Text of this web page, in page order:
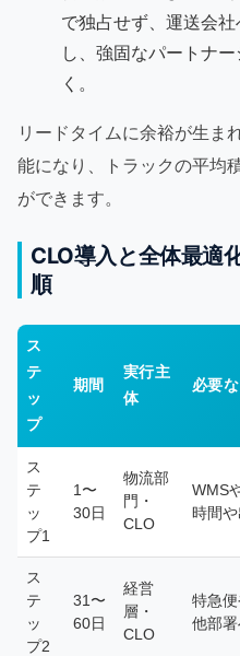
で独占せず、運送会
し、強固なパートナ
く。
リードタイムに余裕が生ま
能になり、トラックの平均
ができます。
CLO導入と全体最適
順
ス
テ
ッ
プ
期間
実行主
体
必要
ス
テ
ッ
プ1
1〜
30日
物流部
門・
CLO
WMS
時間
ス
テ
ッ
プ2
31〜
60日
経営
層・
CLO
特急
他部